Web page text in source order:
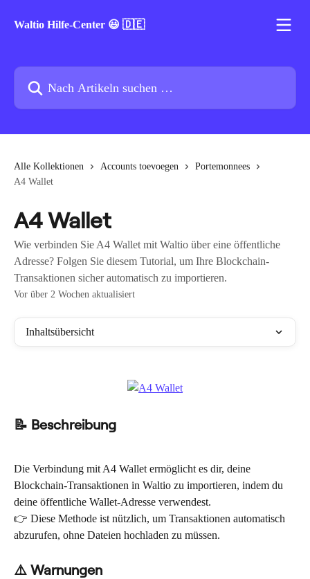
Waltio Hilfe-Center 😃 🇩🇪
Nach Artikeln suchen …
Alle Kollektionen Accounts toevoegen
Portemonnees
A4 Wallet
A4 Wallet
Wie verbinden Sie A4 Wallet mit Waltio über eine öffentliche
Adresse? Folgen Sie diesem Tutorial, um Ihre Blockchain-
Transaktionen sicher automatisch zu importieren.
Vor über 2 Wochen aktualisiert
Inhaltsübersicht
📝 Beschreibung
Die Verbindung mit A4 Wallet ermöglicht es dir, deine
Blockchain-Transaktionen in Waltio zu importieren, indem du
deine öffentliche Wallet-Adresse verwendest.
👉 Diese Methode ist nützlich, um Transaktionen automatisch
abzurufen, ohne Dateien hochladen zu müssen.
⚠️ Warnungen